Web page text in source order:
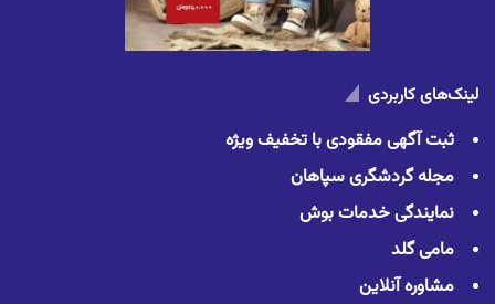
لینک‌های کاربردی
ثبت آگهی مفقودی با تخفیف ویژه
مجله گردشگری سپاهان
نمایندگی خدمات بوش
مامی گلد
مشاوره آنلاین